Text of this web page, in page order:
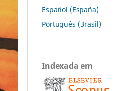
Español (España)
Português (Brasil)
Indexada em